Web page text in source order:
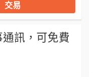
交易
訊，可免費